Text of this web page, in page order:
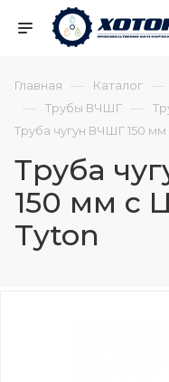
Главная — Каталог —
— Трубы ВЧШГ —
Труба чугун ВЧШГ 150
Труба
150 мм с
Tyton